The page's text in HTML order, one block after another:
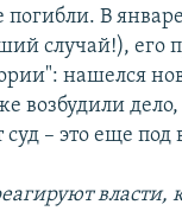
погибли. В
случай!), его
нашелся
возбудили
– это еще под